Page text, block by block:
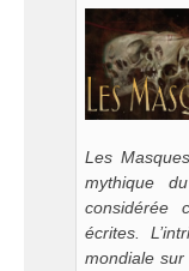
Les
mythique
considérée
écrites.
mondiale sur